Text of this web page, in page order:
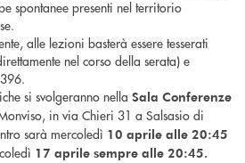
spontanee presenti nel territorio
alle lezioni basterà essere tesserati
nel corso della serata) e
si svolgeranno nella Sala Conferenze
in via Chieri 31 a Salsasio di
sarà mercoledì 10 aprile alle 20:45
17 aprile sempre alle 20:45.